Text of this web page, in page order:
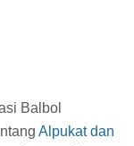
Balbol
Alpukat dan